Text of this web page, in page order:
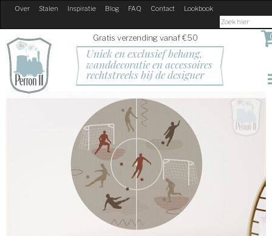
Over Stalen Inspiratie Blog FAQ Contact Lookbook
Gratis verzending vanaf €50
Uniek en exclusief behang,
wanddecoratie en accessoires
rechtstreeks bij de designer